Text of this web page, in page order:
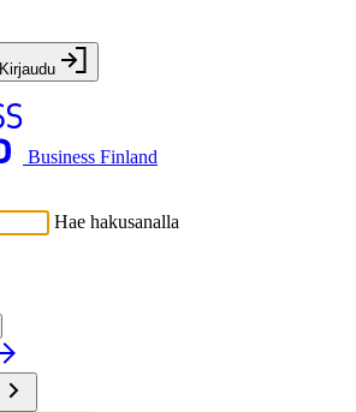
Kirjaudu
Business Finland
Hae hakusanalla